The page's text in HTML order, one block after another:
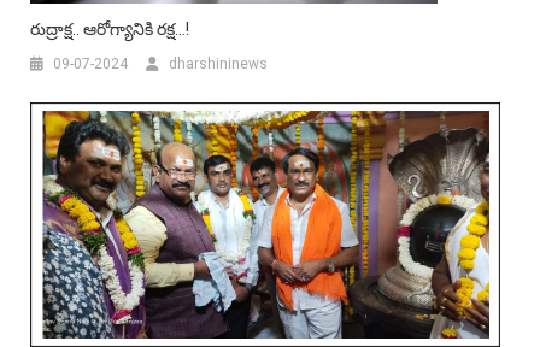
రుద్రాక్ష.. ఆరోగ్యానికి రక్ష…!
09-07-2024 dharshininews